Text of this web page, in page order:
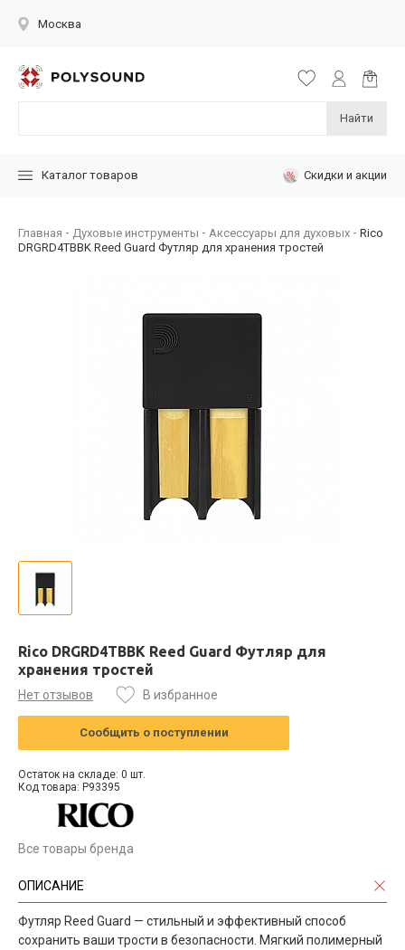
Москва
Найти
Каталог товаров Скидки и акции
Главная Духовые инструменты Аксессуары для духовых
Rico
DRGRD4TBBK Reed Guard Футляр для хранения тростей
Rico DRGRD4TBBK Reed Guard Футляр для
хранения тростей
Нет отзывов В избранное
Сообщить о поступлении
Остаток на складе: 0 шт.
Код товара: P93395
Все товары бренда
ОПИСАНИЕ
Футляр Reed Guard — стильный и эффективный способ
сохранить ваши трости в безопасности. Мягкий полимерный